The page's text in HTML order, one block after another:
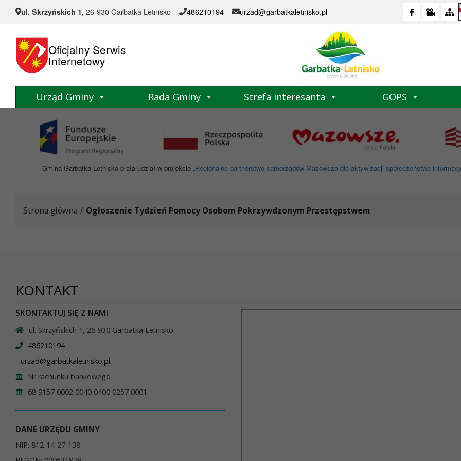
ul. Skrzyńskich 1, 26-930 Garbatka Letnisko 486210194 urzad@garbatkaletnisko.pl
Oficjalny Serwis
Internetowy
Urząd Gminy Rada Gminy Strefa interesanta GOPS
Gmina Garbatka-Letnisko brała udział w projekcie „Regionalne partnerstwo samorządów Mazowsza dla aktywizacji społeczeństwa
Strona główna / Ogłoszenie Tydzień Pomocy Osobom Pokrzywdzonym Przestępstwem
KONTAKT
SKONTAKTUJ SIĘ Z NAMI
ul. Skrzyńskich 1, 26-930 Garbatka Letnisko
486210194
urzad@garbatkaletnisko.pl
Nr rachunku bankowego
68 9157 0002 0040 0400 0257 0001
DANE URZĘDU GMINY
NIP: 812-14-27-138